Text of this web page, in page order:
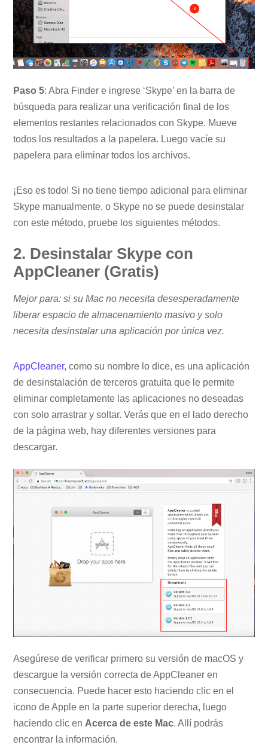
Paso 5: Abra Finder e ingrese ‘Skype’ en la barra de
búsqueda para realizar una verificación final de los
elementos restantes relacionados con Skype. Mueve
todos los resultados a la papelera. Luego vacíe su
papelera para eliminar todos los archivos.
¡Eso es todo! Si no tiene tiempo adicional para eliminar
Skype manualmente, o Skype no se puede desinstalar
con este método, pruebe los siguientes métodos.
2. Desinstalar Skype con
AppCleaner (Gratis)
Mejor para: si su Mac no necesita desesperadamente
liberar espacio de almacenamiento masivo y solo
necesita desinstalar una aplicación por única vez.
AppCleaner, como su nombre lo dice, es una aplicación
de desinstalación de terceros gratuita que le permite
eliminar completamente las aplicaciones no deseadas
con solo arrastrar y soltar. Verás que en el lado derecho
de la página web, hay diferentes versiones para
descargar.
Asegúrese de verificar primero su versión de macOS y
descargue la versión correcta de AppCleaner en
consecuencia. Puede hacer esto haciendo clic en el
icono de Apple en la parte superior derecha, luego
haciendo clic en Acerca de este Mac. Allí podrás
encontrar la información.